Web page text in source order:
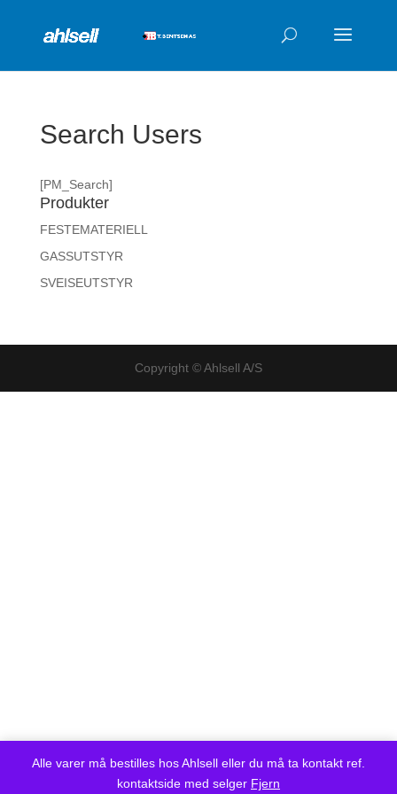
Alle varer må bestilles hos Ahlsell eller du må ta kontakt ref.
kontaktside med selger Fjern
Search Users
[PM_Search]
Produkter
FESTEMATERIELL
GASSUTSTYR
SVEISEUTSTYR
Copyright © Ahlsell A/S